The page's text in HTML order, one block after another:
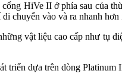
HiVe II ở phía sau của
chuyển vào và ra nhanh
vật liệu cao cấp như tụ
triển dựa trên dòng